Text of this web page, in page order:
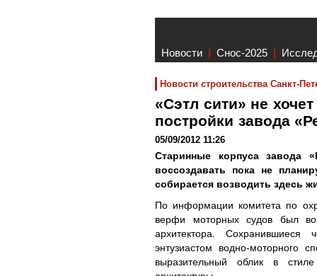
Новости | Снос-2025 |
Новости строительства Санкт-
«Сэтл сити» не
постройки завода
05/09/2012 11:26
Старинные корпуса завода
воссоздавать пока не
собирается возводить здесь
По информации комитета по
верфи моторных судов был
архитектора.
энтузиастом водно-моторного
выразительный облик в